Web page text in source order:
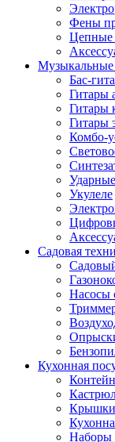
Фены
Цепные
Бас-
Гитары
Гитары
Гитары
Комбо-
Укулеле
Садовая
Насосы
Кухонная
Крышки
Наборы